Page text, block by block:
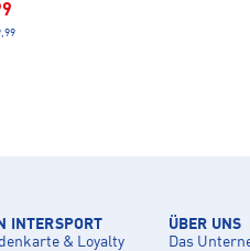
INTERSPORT
& Loyalty
ÜBER UNS
Das